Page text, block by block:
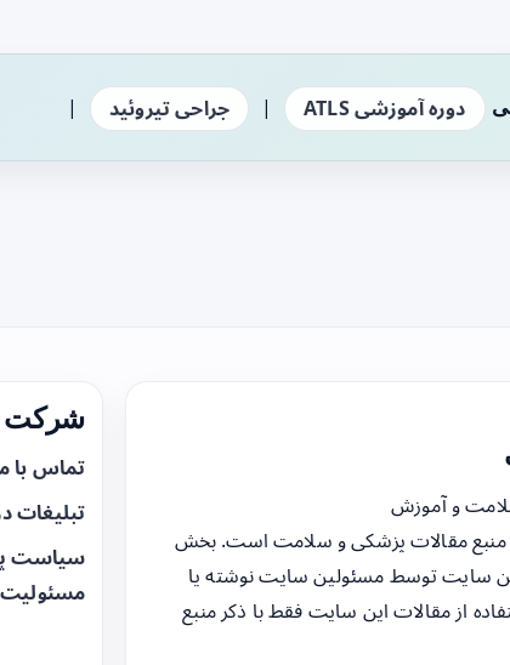
دوره آموزشی ATLS | جراحی تیروئید |
و آموزش
مقالات پزشکی و سلامت است. بخش
سایت توسط مسئولین سایت نوشته یا
از مقالات این سایت فقط با ذکر منبع
شرکت
تماس با
تبلیغات
سیاست
مسئولیت